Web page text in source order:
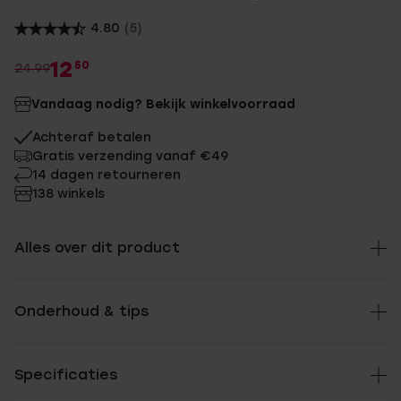
4.80 (5)
24.9912 50
Vandaag nodig? Bekijk winkelvoorraad
Achteraf betalen
Gratis verzending vanaf €49
14 dagen retourneren
138 winkels
Alles over dit product
Onderhoud & tips
Specificaties